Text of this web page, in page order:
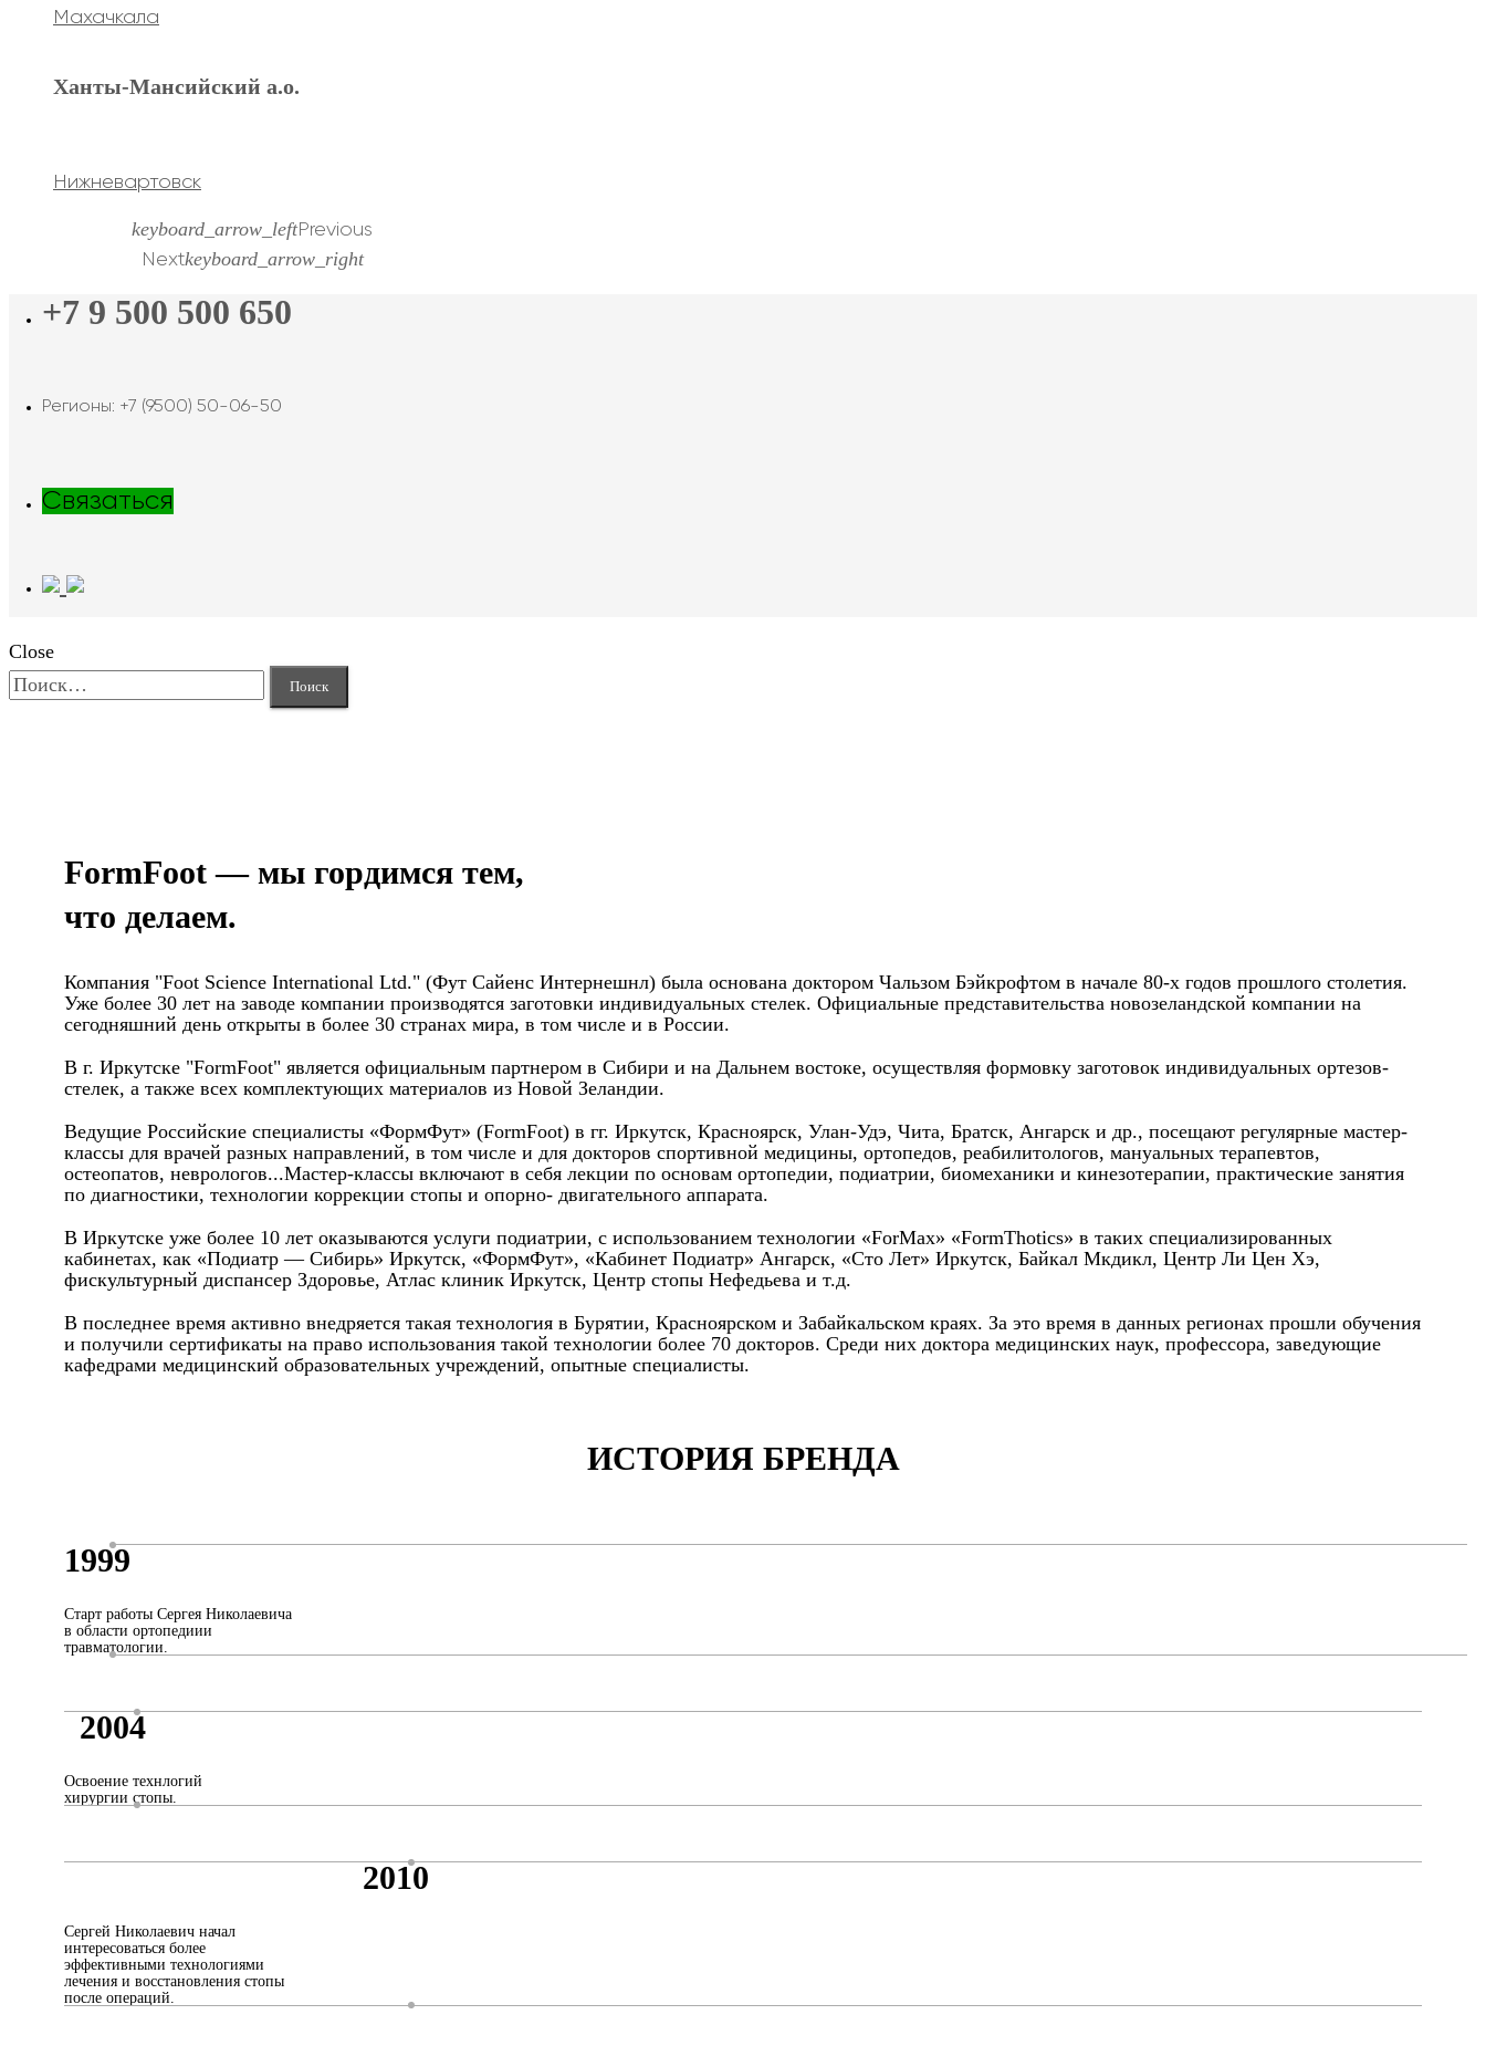
Махачкала
Ханты-Мансийский а.о.
Нижневартовск
keyboard_arrow_leftPrevious
Nextkeyboard_arrow_right
+7 9 500 500 650
Регионы: +7 (9500) 50-06-50
Связаться
Close
Найти:
FormFoot — мы гордимся тем,
что делаем.
Компания "Foot Science International Ltd." (Фут Сайенс Интернешнл) была основана доктором Чальзом Бэйкрофтом в начале 80-х годов прошлого столетия.
Уже более 30 лет на заводе компании производятся заготовки индивидуальных стелек. Официальные представительства новозеландской компании на
сегодняшний день открыты в более 30 странах мира, в том числе и в России.
В г. Иркутске "FormFoot" является официальным партнером в Сибири и на Дальнем востоке, осуществляя формовку заготовок индивидуальных ортезов-
стелек, а также всех комплектующих материалов из Новой Зеландии.
Ведущие Российские специалисты «ФормФут» (FormFoot) в гг. Иркутск, Красноярск, Улан-Удэ, Чита, Братск, Ангарск и др., посещают регулярные мастер-
классы для врачей разных направлений, в том числе и для докторов спортивной медицины, ортопедов, реабилитологов, мануальных терапевтов,
остеопатов, неврологов...Мастер-классы включают в себя лекции по основам ортопедии, подиатрии, биомеханики и кинезотерапии, практические занятия
по диагностики, технологии коррекции стопы и опорно- двигательного аппарата.
В Иркутске уже более 10 лет оказываются услуги подиатрии, с использованием технологии «ForMax» «FormThotics» в таких специализированных
кабинетах, как «Подиатр — Сибирь» Иркутск, «ФормФут», «Кабинет Подиатр» Ангарск, «Сто Лет» Иркутск, Байкал Мкдикл, Центр Ли Цен Хэ,
фискультурный диспансер Здоровье, Атлас клиник Иркутск, Центр стопы Нефедьева и т.д.
В последнее время активно внедряется такая технология в Бурятии, Красноярском и Забайкальском краях. За это время в данных регионах прошли обучения
и получили сертификаты на право использования такой технологии более 70 докторов. Среди них доктора медицинских наук, профессора, заведующие
кафедрами медицинский образовательных учреждений, опытные специалисты.
ИСТОРИЯ БРЕНДА
1999
Старт работы Сергея Николаевича
в области ортопедиии
травматологии.
2004
Освоение технлогий
хирургии стопы.
2010
Сергей Николаевич начал
интересоваться более
эффективными технологиями
лечения и восстановления стопы
после операций.